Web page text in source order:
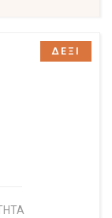
ΔΕΞΙ